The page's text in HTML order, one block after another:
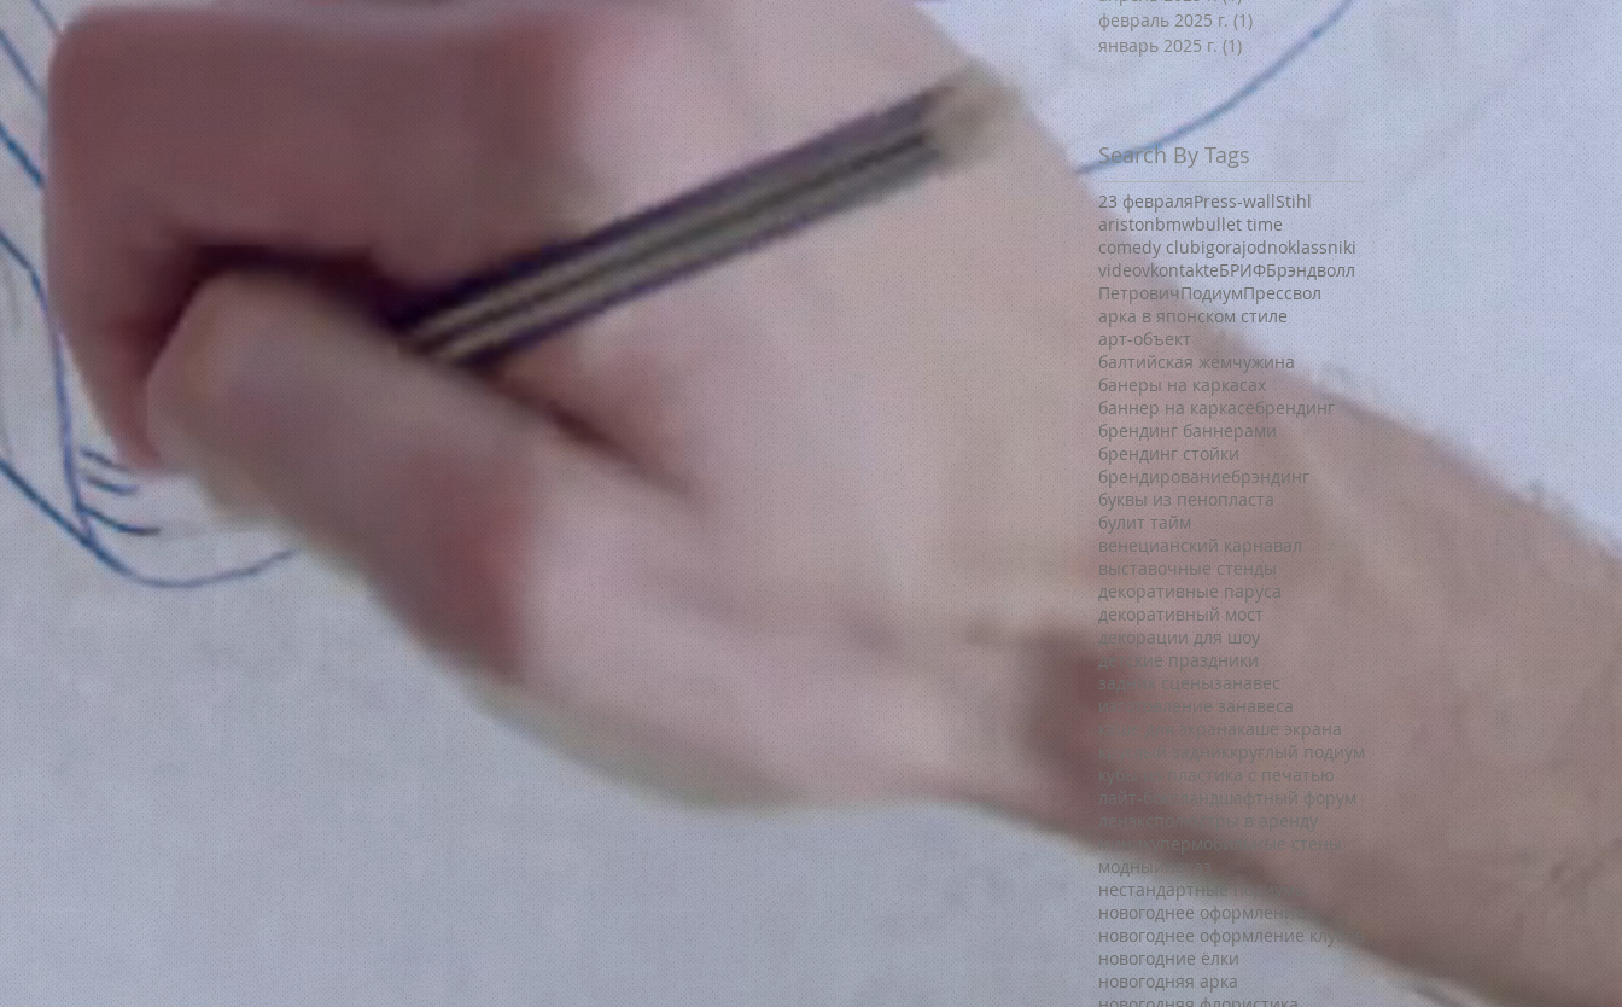
февраль 2025 г. (1) 1 пост
январь 2025 г. (1) 1 пост
Search By Tags
23 февраляPress-wallStihl
aristonbmwbullet time
comedy clubigorajodnoklassniki
videovkontakteБРИФБрэндволл
ПетровичПодиумПрессвол
арка в японском стиле
арт-объект
балтийская жемчужина
банеры на каркасах
баннер на каркасебрендинг
брендинг баннерами
брендинг стойки
брендированиебрэндинг
буквы из пенопласта
булит тайм
венецианский карнавал
выставочные стенды
декоративные паруса
декоративный мост
декорации для шоу
детские праздники
задник сценызанавес
изготовление занавеса
каше для экранакаше экрана
круглый задниккруглый подиум
кубы из пластика с печатью
лайт-бокс
ландшафтный форум
ленэкспо
люстры в аренду
миникупер мобильные стены
модныйпоказ
нестандартные подиумы
новогоднее оформление
новогоднее оформление клубов
новогодние ёлки
новогодняя арка